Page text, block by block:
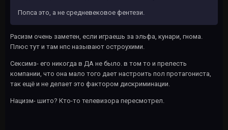
Попса это, а не средневековое фентези.
Расизм очень заметен, если играешь за эльфа, кунари, гнома.
Плюс тут и там нпс называют остроухими.
Сексимз- его никогда в ДА не было. в том то и прелесть
компании, что она мало того дает настроить пол протагониста,
так ещё и не делает это фактором дискриминации.
Нацизм- шито? Кто-то телевизора пересмотрел.